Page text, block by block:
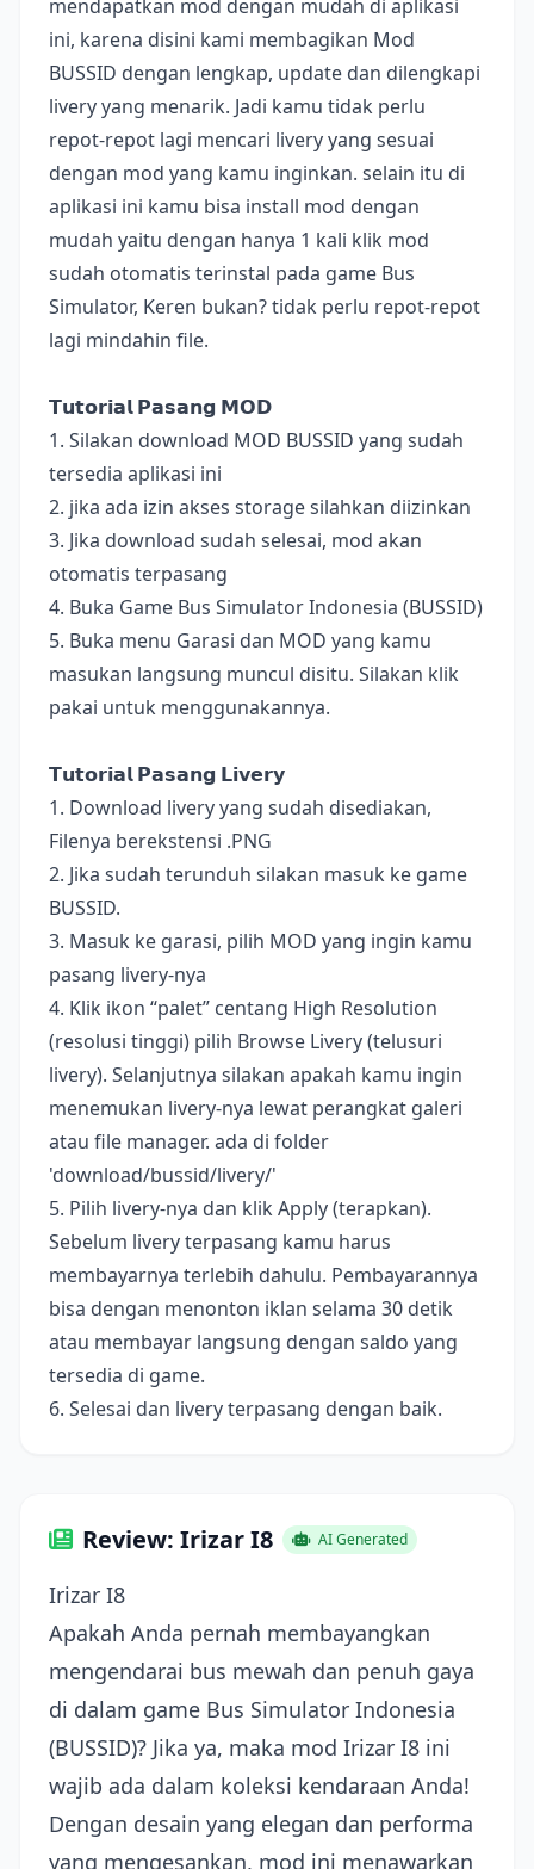
mendapatkan mod dengan mudah di aplikasi
ini, karena disini kami membagikan Mod
BUSSID dengan lengkap, update dan dilengkapi
livery yang menarik. Jadi kamu tidak perlu
repot-repot lagi mencari livery yang sesuai
dengan mod yang kamu inginkan. selain itu di
aplikasi ini kamu bisa install mod dengan
mudah yaitu dengan hanya 1 kali klik mod
sudah otomatis terinstal pada game Bus
Simulator, Keren bukan? tidak perlu repot-repot
lagi mindahin file.
𝗧𝘂𝘁𝗼𝗿𝗶𝗮𝗹 𝗣𝗮𝘀𝗮𝗻𝗴 𝗠𝗢𝗗
1. Silakan download MOD BUSSID yang sudah
tersedia aplikasi ini
2. jika ada izin akses storage silahkan diizinkan
3. Jika download sudah selesai, mod akan
otomatis terpasang
4. Buka Game Bus Simulator Indonesia (BUSSID)
5. Buka menu Garasi dan MOD yang kamu
masukan langsung muncul disitu. Silakan klik
pakai untuk menggunakannya.
𝗧𝘂𝘁𝗼𝗿𝗶𝗮𝗹 𝗣𝗮𝘀𝗮𝗻𝗴 𝗟𝗶𝘃𝗲𝗿𝘆
1. Download livery yang sudah disediakan,
Filenya berekstensi .PNG
2. Jika sudah terunduh silakan masuk ke game
BUSSID.
3. Masuk ke garasi, pilih MOD yang ingin kamu
pasang livery-nya
4. Klik ikon “palet” centang High Resolution
(resolusi tinggi) pilih Browse Livery (telusuri
livery). Selanjutnya silakan apakah kamu ingin
menemukan livery-nya lewat perangkat galeri
atau file manager. ada di folder
'download/bussid/livery/'
5. Pilih livery-nya dan klik Apply (terapkan).
Sebelum livery terpasang kamu harus
membayarnya terlebih dahulu. Pembayarannya
bisa dengan menonton iklan selama 30 detik
atau membayar langsung dengan saldo yang
tersedia di game.
6. Selesai dan livery terpasang dengan baik.
Review: Irizar I8 AI Generated
Irizar I8
Apakah Anda pernah membayangkan
mengendarai bus mewah dan penuh gaya
di dalam game Bus Simulator Indonesia
(BUSSID)? Jika ya, maka mod Irizar I8 ini
wajib ada dalam koleksi kendaraan Anda!
Dengan desain yang elegan dan performa
yang mengesankan, mod ini menawarkan